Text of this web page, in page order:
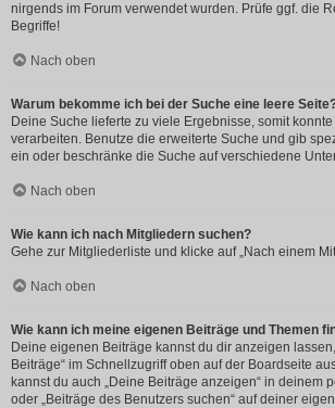
nirgends im Forum verwendet wurden. Prüfe ggf. die
Begriffe!
Nach oben
Warum bekomme ich bei der Suche eine leere
Deine Suche lieferte zu viele Ergebnisse, somit
verarbeiten. Benutze die erweiterte Suche und gib
ein oder beschränke die Suche auf verschiedene
Nach oben
Wie kann ich nach Mitgliedern suchen?
Gehe zur Mitgliederliste und klicke auf „Nach einem
Nach oben
Wie kann ich meine eigenen Beiträge und Themen
Deine eigenen Beiträge kannst du dir anzeigen
Beiträge“ im Schnellzugriff oben auf der Boardseite
kannst du auch „Deine Beiträge anzeigen“ in deinem
oder „Beiträge des Benutzers suchen“ auf deiner